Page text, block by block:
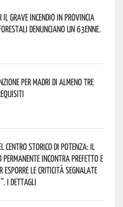
il grave incendio in Provincia
denunciano un 63enne.
per madri di almeno tre
Centro Storico di Potenza: il
incontra Prefetto e
esporre le criticità segnalate
I dettagli